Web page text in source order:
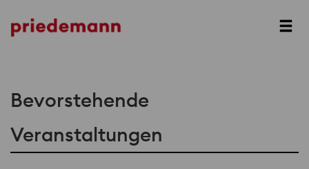
Prev
Bevorstehende
Veranstaltungen